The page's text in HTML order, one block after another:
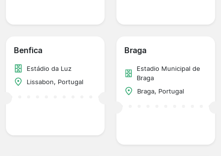
Benfica
Estádio da Luz
Lissabon, Portugal
Braga
Estadio Municipal de
Braga
Braga, Portugal